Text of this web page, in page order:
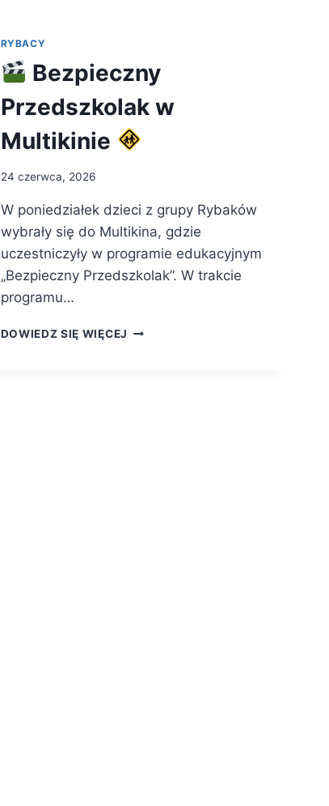
RYBACY
Bezpieczny
Przedszkolak w
Multikinie
24 czerwca, 2026
W poniedziałek dzieci z grupy Rybaków
wybrały się do Multikina, gdzie
uczestniczyły w programie edukacyjnym
„Bezpieczny Przedszkolak”. W trakcie
programu…
DOWIEDZ SIĘ WIĘCEJ